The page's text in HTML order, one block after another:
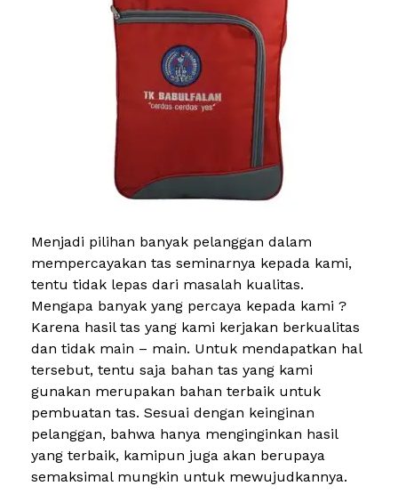
Menjadi pilihan banyak pelanggan dalam
mempercayakan tas seminarnya kepada kami,
tentu tidak lepas dari masalah kualitas.
Mengapa banyak yang percaya kepada kami ?
Karena hasil tas yang kami kerjakan berkualitas
dan tidak main – main. Untuk mendapatkan hal
tersebut, tentu saja bahan tas yang kami
gunakan merupakan bahan terbaik untuk
pembuatan tas. Sesuai dengan keinginan
pelanggan, bahwa hanya menginginkan hasil
yang terbaik, kamipun juga akan berupaya
semaksimal mungkin untuk mewujudkannya.